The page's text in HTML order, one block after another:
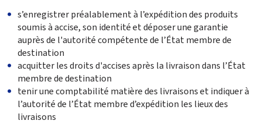
s’enregistrer préalablement à l’expédition des produits
soumis à accise, son identité et déposer une garantie
auprès de l'autorité compétente de l’État membre de
destination ‎
acquitter les droits d'accises après la livraison dans l’État
membre de destination
tenir une comptabilité matière des livraisons et indiquer à
l’autorité de l’État membre d’expédition les lieux des
livraisons